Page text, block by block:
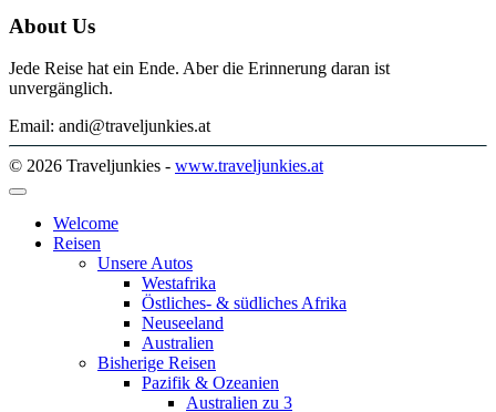
About Us
Jede Reise hat ein Ende. Aber die Erinnerung daran ist
unvergänglich.
Email: andi@traveljunkies.at
© 2026 Traveljunkies - www.traveljunkies.at
Welcome
Reisen
Unsere Autos
Westafrika
Östliches- & südliches Afrika
Neuseeland
Australien
Bisherige Reisen
Pazifik & Ozeanien
Australien zu 3